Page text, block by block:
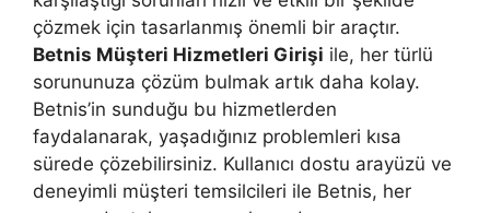
çözmek için tasarlanmış önemli bir araçtır.
Betnis Müşteri Hizmetleri Girişi ile, her türlü
sorununuza çözüm bulmak artık daha kolay.
Betnis’in sunduğu bu hizmetlerden
faydalanarak, yaşadığınız problemleri kısa
sürede çözebilirsiniz. Kullanıcı dostu arayüzü ve
deneyimli müşteri temsilcileri ile Betnis, her